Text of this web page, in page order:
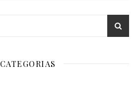
CATEGORIAS